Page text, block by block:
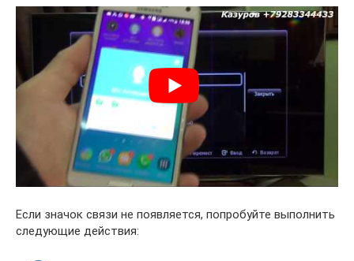
Если значок связи не появляется, попробуйте выполнить
следующие действия: